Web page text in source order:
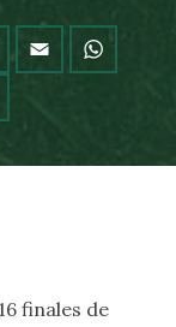
finales de